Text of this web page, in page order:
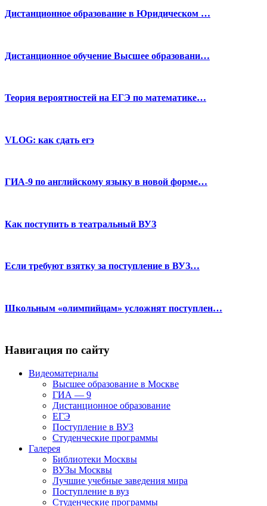
Дистанционное образование в Юридическом …
Дистанционное обучение Высшее образовани…
Теория вероятностей на ЕГЭ по математике…
VLOG: как сдать егэ
ГИА-9 по английскому языку в новой форме…
Как поступить в театральный ВУЗ
Если требуют взятку за поступление в ВУЗ…
Школьным «олимпийцам» усложнят поступлен…
Навигация по сайту
Видеоматериалы
Высшее образование в Москве
ГИА — 9
Дистанционное образование
ЕГЭ
Поступление в ВУЗ
Студенческие программы
Галерея
Библиотеки Москвы
ВУЗы Москвы
Лучшие учебные заведения мира
Поступление в вуз
Студенческие программы